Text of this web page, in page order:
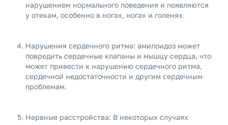
нарушением нормального поведения и появляются
у отекам, особенно в ногах, ногах и голенях.
Нарушения сердечного ритма: амилоидоз может
повредить сердечные клапаны и мышцу сердца, что
может привести к нарушению сердечного ритма,
сердечной недостаточности и другим сердечным
проблемам.
Нервные расстройства: В некоторых случаях